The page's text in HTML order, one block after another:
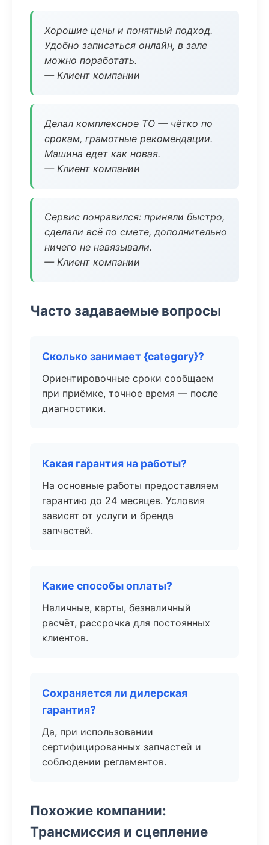
Хорошие цены и понятный подход.
Удобно записаться онлайн, в зале
можно поработать.
— Клиент компании
Делал комплексное ТО — чётко по
срокам, грамотные рекомендации.
Машина едет как новая.
— Клиент компании
Сервис понравился: приняли быстро,
сделали всё по смете, дополнительно
ничего не навязывали.
— Клиент компании
Часто задаваемые вопросы
Сколько занимает {category}?
Ориентировочные сроки сообщаем
при приёмке, точное время — после
диагностики.
Какая гарантия на работы?
На основные работы предоставляем
гарантию до 24 месяцев. Условия
зависят от услуги и бренда
запчастей.
Какие способы оплаты?
Наличные, карты, безналичный
расчёт, рассрочка для постоянных
клиентов.
Сохраняется ли дилерская
гарантия?
Да, при использовании
сертифицированных запчастей и
соблюдении регламентов.
Похожие компании:
Трансмиссия и сцепление